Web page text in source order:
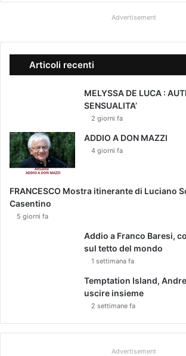
Advertisement
Articoli recenti
MELYSSA DE LUCA :
SENSUALITA’
2 giorni fa
ADDIO A DON MAZZI
4 giorni fa
FRANCESCO Mostra itinerante di Luciano
Casentino
5 giorni fa
Addio a Franco Baresi,
sul tetto del mondo
1 settimana fa
Temptation Island,
uscire insieme
2 settimane fa
Advertisement